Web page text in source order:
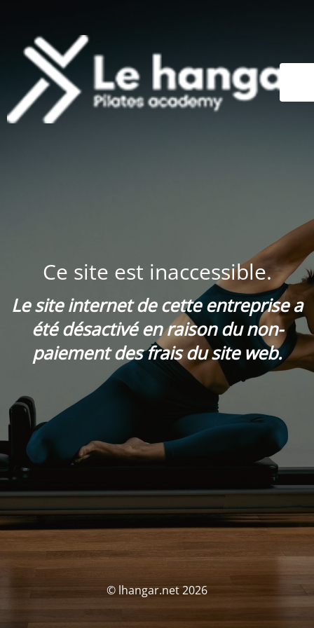
Ce site est inaccessible.
Le site internet de cette entreprise a
été désactivé en raison du non-
paiement des frais du site web.
© lhangar.net 2026